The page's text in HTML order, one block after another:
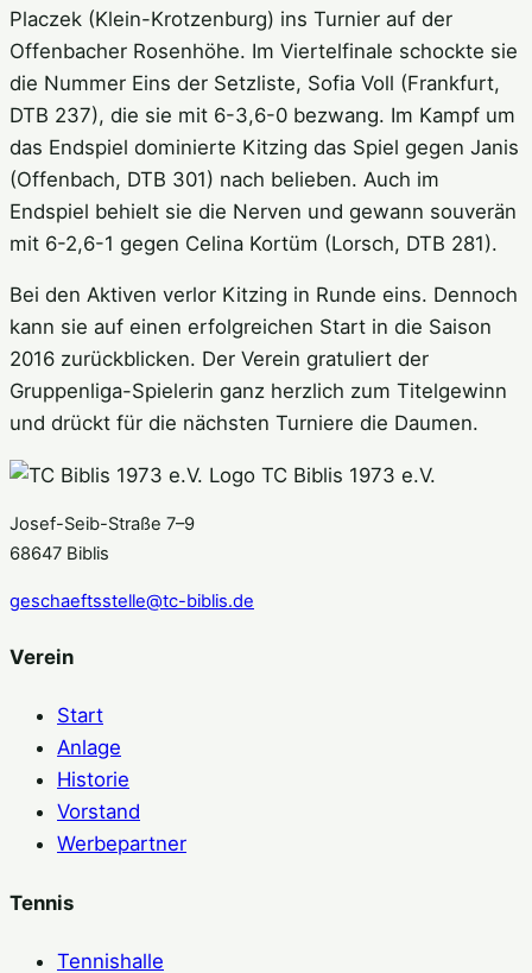
Placzek (Klein-Krotzenburg) ins Turnier auf der
Offenbacher Rosenhöhe. Im Viertelfinale schockte sie
die Nummer Eins der Setzliste, Sofia Voll (Frankfurt,
DTB 237), die sie mit 6-3,6-0 bezwang. Im Kampf um
das Endspiel dominierte Kitzing das Spiel gegen Janis
(Offenbach, DTB 301) nach belieben. Auch im
Endspiel behielt sie die Nerven und gewann souverän
mit 6-2,6-1 gegen Celina Kortüm (Lorsch, DTB 281).
Bei den Aktiven verlor Kitzing in Runde eins. Dennoch
kann sie auf einen erfolgreichen Start in die Saison
2016 zurückblicken. Der Verein gratuliert der
Gruppenliga-Spielerin ganz herzlich zum Titelgewinn
und drückt für die nächsten Turniere die Daumen.
TC Biblis 1973 e.V.
Josef-Seib-Straße 7–9
68647 Biblis
geschaeftsstelle@tc-biblis.de
Verein
Start
Anlage
Historie
Vorstand
Werbepartner
Tennis
Tennishalle